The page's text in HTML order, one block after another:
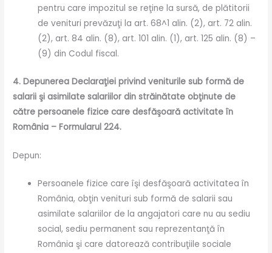
pentru care impozitul se reţine la sursă, de plătitorii
de venituri prevăzuţi la art. 68^1 alin. (2), art. 72 alin.
(2), art. 84 alin. (8), art. 101 alin. (1), art. 125 alin. (8) –
(9) din Codul fiscal.
4. Depunerea Declaraţiei privind veniturile sub formă de
salarii şi asimilate salariilor din străinătate obţinute de
către persoanele fizice care desfăşoară activitate în
România – Formularul 224.
Depun:
Persoanele fizice care îşi desfăşoară activitatea în
România, obţin venituri sub formă de salarii sau
asimilate salariilor de la angajatori care nu au sediu
social, sediu permanent sau reprezentanţă în
România şi care datorează contribuţiile sociale